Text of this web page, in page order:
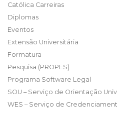
Católica Carreiras
Diplomas
Eventos
Extensão Universitária
Formatura
Pesquisa (PROPES)
Programa Software Legal
SOU – Serviço de Orientação
WES – Serviço de